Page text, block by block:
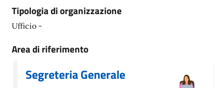
Tipologia di organizzazione
Ufficio -
Area di riferimento
Segreteria Generale